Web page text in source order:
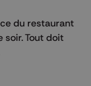
du restaurant
Tout doit